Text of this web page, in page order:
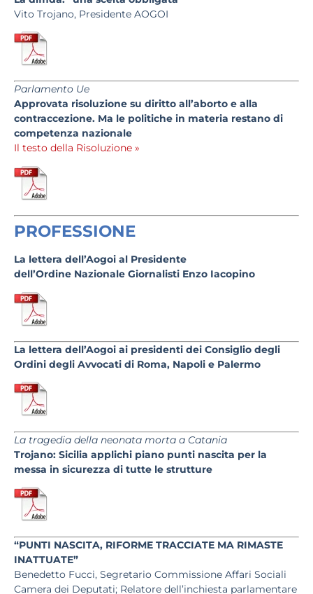
Vito Trojano, Presidente AOGOI
Parlamento Ue
Approvata risoluzione su diritto all’aborto e alla
contraccezione. Ma le politiche in materia restano di
competenza nazionale
Il testo della Risoluzione »
PROFESSIONE
La lettera dell’Aogoi al Presidente
dell’Ordine Nazionale Giornalisti Enzo Iacopino
La lettera dell’Aogoi ai presidenti dei Consiglio degli
Ordini degli Avvocati di Roma, Napoli e Palermo
La tragedia della neonata morta a Catania
Trojano: Sicilia applichi piano punti nascita per la
messa in sicurezza di tutte le strutture
“PUNTI NASCITA, RIFORME TRACCIATE MA RIMASTE
INATTUATE”
Benedetto Fucci, Segretario Commissione Affari Sociali
Camera dei Deputati; Relatore dell’inchiesta parlamentare